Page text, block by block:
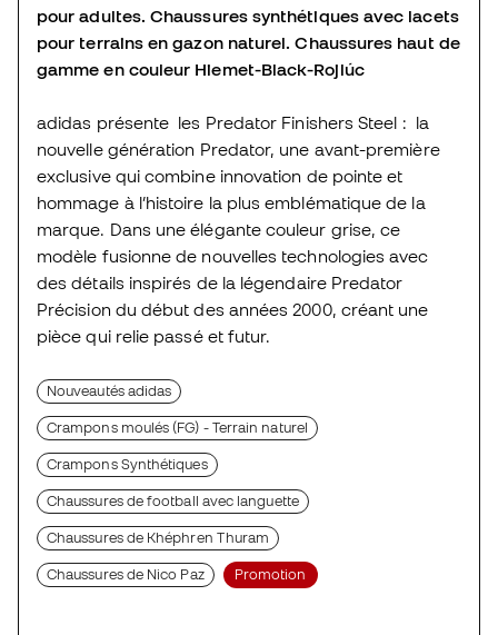
pour adultes. Chaussures synthétiques avec lacets
pour terrains en gazon naturel. Chaussures haut de
gamme en couleur Hiemet-Black-Rojlúc
adidas présente les Predator Finishers Steel : la
nouvelle génération Predator, une avant-première
exclusive qui combine innovation de pointe et
hommage à l’histoire la plus emblématique de la
marque. Dans une élégante couleur grise, ce
modèle fusionne de nouvelles technologies avec
des détails inspirés de la légendaire Predator
Précision du début des années 2000, créant une
pièce qui relie passé et futur.
Nouveautés adidas
Crampons moulés (FG) - Terrain naturel
Crampons Synthétiques
Chaussures de football avec languette
Chaussures de Khéphren Thuram
Chaussures de Nico Paz Promotion